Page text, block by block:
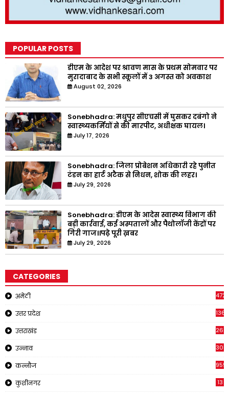
POPULAR POSTS
डीएम के आदेश पर श्रावण मास के प्रथम सोमवार पर
मुरादाबाद के सभी स्कूलों में 3 अगस्त को अवकाश
August 02, 2026
Sonebhadra: मधुपुर सीएचसी में घुसकर दबंगो ने
स्वास्थ्यकर्मियों से की मारपीट, अधीक्षक घायल।
July 17, 2026
Sonebhadra: जिला प्रोबेशन अधिकारी रहे पुनीत
टंडन का हार्ट अटैक से निधन, शोक की लहर।
July 29, 2026
Sonebhadra: डीएम के आदेस स्वास्थ्य विभाग की
बड़ी कार्रवाई, कई अस्पतालों और पैथोलॉजी केंद्रों पर
गिरी गाज।।पढ़े पूरी ख़बर
July 29, 2026
CATEGORIES
अमेठी 4721
उत्तर प्रदेश 1368
उत्तराखंड
उन्नाव 308
कन्नौज 959
कुशीनगर 13